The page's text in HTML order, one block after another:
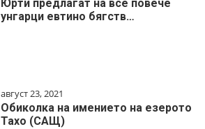
Юрти предлагат на все повече
унгарци евтино бягств…
август 23, 2021
Обиколка на имението на езерото
Тахо (САЩ)